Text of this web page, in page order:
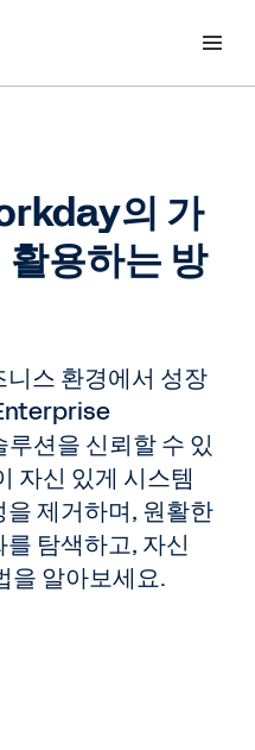
의 가
용하는 방
스 환경에서 성장
션을 신뢰할 수 있
자신 있게 시스템
제거하며, 원활한
탐색하고, 자신
을 알아보세요.